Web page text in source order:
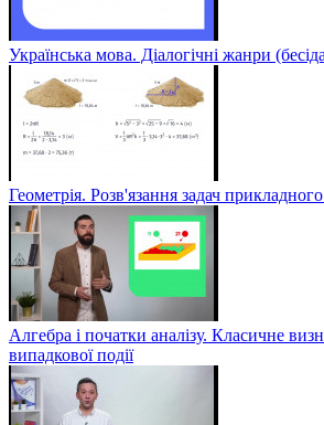
Українська мова. Діалогічні жанри
Геометрія. Розв'язання задач прикладного
Алгебра і початки аналізу. Класичне
випадкової події